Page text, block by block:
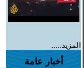
المزيد.....
أخبار عامة